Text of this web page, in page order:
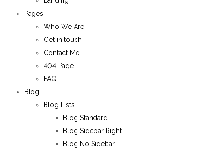
Pages
Who We Are
Get in touch
Contact Me
404 Page
FAQ
Blog
Blog Lists
Blog Standard
Blog Sidebar Right
Blog No Sidebar